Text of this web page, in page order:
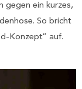
gegen ein kurzes,
So bricht
Konzept” auf.